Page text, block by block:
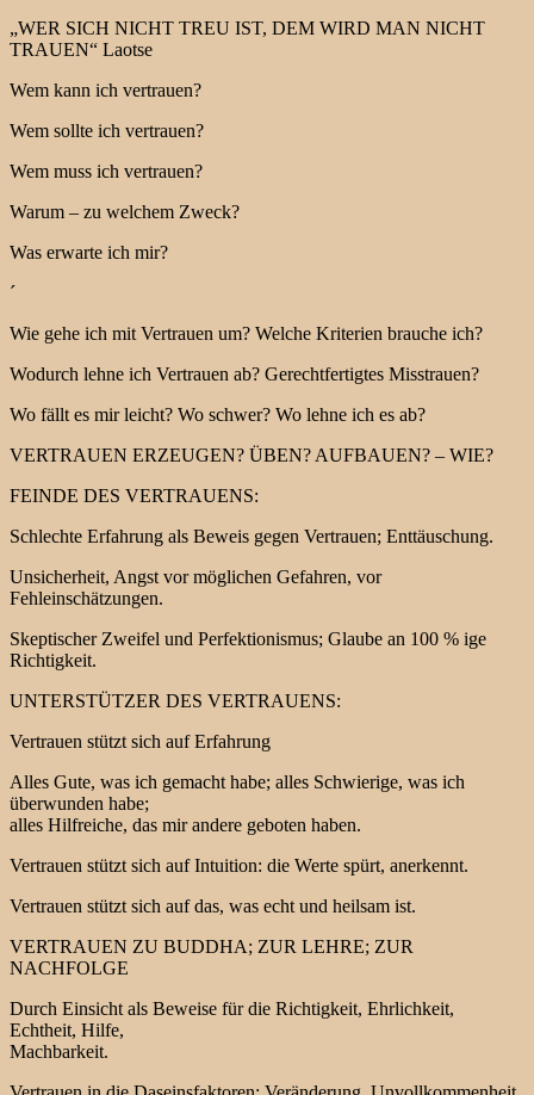
„WER SICH NICHT TREU IST, DEM WIRD MAN NICHT
TRAUEN“ Laotse
Wem kann ich vertrauen?
Wem sollte ich vertrauen?
Wem muss ich vertrauen?
Warum – zu welchem Zweck?
Was erwarte ich mir?
´
Wie gehe ich mit Vertrauen um? Welche Kriterien brauche ich?
Wodurch lehne ich Vertrauen ab? Gerechtfertigtes Misstrauen?
Wo fällt es mir leicht? Wo schwer? Wo lehne ich es ab?
VERTRAUEN ERZEUGEN? ÜBEN? AUFBAUEN? – WIE?
FEINDE DES VERTRAUENS:
Schlechte Erfahrung als Beweis gegen Vertrauen; Enttäuschung.
Unsicherheit, Angst vor möglichen Gefahren, vor
Fehleinschätzungen.
Skeptischer Zweifel und Perfektionismus; Glaube an 100 % ige
Richtigkeit.
UNTERSTÜTZER DES VERTRAUENS:
Vertrauen stützt sich auf Erfahrung
Alles Gute, was ich gemacht habe; alles Schwierige, was ich
überwunden habe;
alles Hilfreiche, das mir andere geboten haben.
Vertrauen stützt sich auf Intuition: die Werte spürt, anerkennt.
Vertrauen stützt sich auf das, was echt und heilsam ist.
VERTRAUEN ZU BUDDHA; ZUR LEHRE; ZUR
NACHFOLGE
Durch Einsicht als Beweise für die Richtigkeit, Ehrlichkeit,
Echtheit, Hilfe,
Machbarkeit.